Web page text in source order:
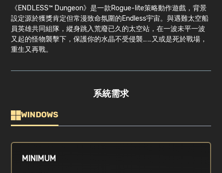
《ENDLESS™ Dungeon》是一款Rogue-lite策略動作遊戲，背景
設定源於獲獎肯定但常漫致命氛圍的Endless宇宙。與遇難太空船
員英雄共同組隊，縱身跳入荒廢已久的太空站，在一波未平一波
又起的怪物襲擊下，保護你的水晶不受侵襲……又或是死於戰場，
重生又再戰。
系統需求
WINDOWS
MINIMUM